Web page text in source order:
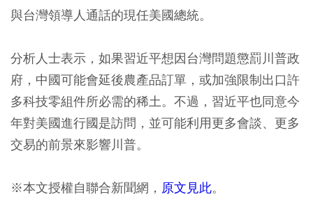
與台灣領導人通話的現任美國總統。
分析人士表示，如果習近平想因台灣問題懲罰川普政
府，中國可能會延後農產品訂單，或加強限制出口許
多科技零組件所必需的稀土。不過，習近平也同意今
年對美國進行國是訪問，並可能利用更多會談、更多
交易的前景來影響川普。
※本文授權自聯合新聞網， 原文見此。